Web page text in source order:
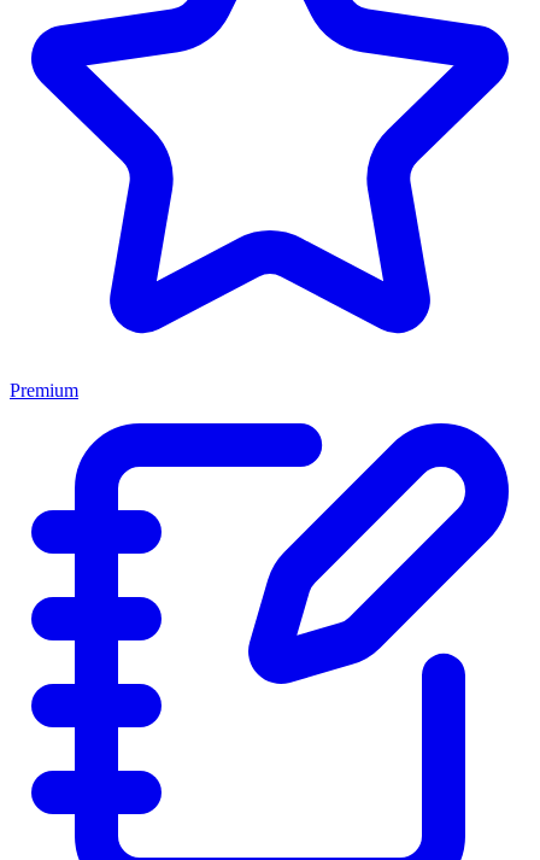
Premium